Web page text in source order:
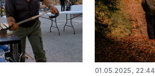
01.05.2025, 22:44